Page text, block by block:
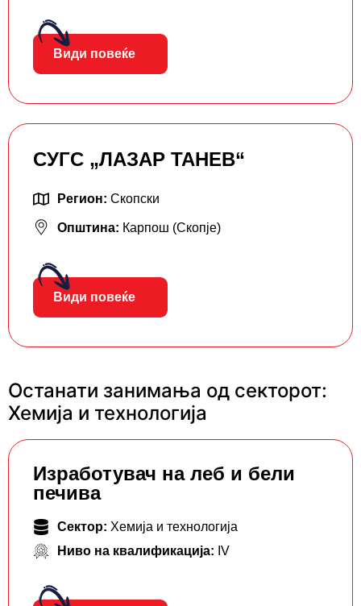
Види повеќе
СУГС „ЛАЗАР ТАНЕВ“
Регион: Скопски
Општина: Карпош (Скопје)
Види повеќе
Останати занимања од секторот:
Хемија и технологија
Изработувач на леб и бели
печива
Сектор: Хемија и технологија
Ниво на квалификација: IV